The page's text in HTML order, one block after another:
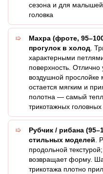
сезона и для
головка
Махра (фроте,
прогулок в холод.
характерными
поверхность. Отлично
воздушной
остается мягким и
полотна — самый
трикотажных
Рубчик / рибана
стильных моделей.
продольной
возвращает форму.
трикотажа плотно